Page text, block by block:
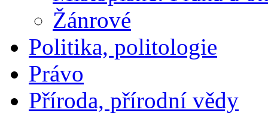
Žánrové
Politika, politologie
Právo
Příroda, přírodní vědy